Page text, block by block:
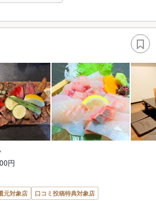
円
元対象店
口コミ投稿特典対象店